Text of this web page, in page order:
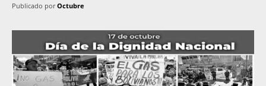
Publicado por Octubre